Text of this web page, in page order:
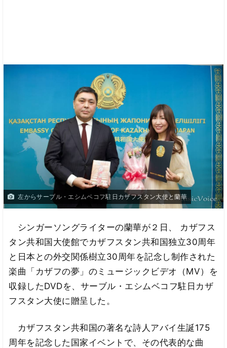
左からサーブル・エシムベコフ駐日カザフスタン大使と蘭華
シンガーソングライターの蘭華が２日、 カザフス
タン共和国大使館でカザフスタン共和国独立30周年
と日本との外交関係樹立30周年を記念し制作された
楽曲「カザフの夢」のミュージックビデオ（MV）を
収録したDVDを、サーブル・エシムベコフ駐日カザ
フスタン大使に贈呈した。
カザフスタン共和国の著名な詩人アバイ生誕175
周年を記念した国家イベントで、その代表的な曲